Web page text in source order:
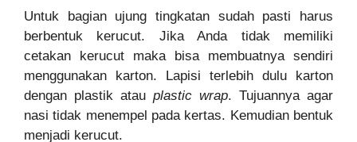
Untuk bagian ujung tingkatan sudah pasti harus
berbentuk kerucut. Jika Anda tidak memiliki
cetakan kerucut maka bisa membuatnya sendiri
menggunakan karton. Lapisi terlebih dulu karton
dengan plastik atau plastic wrap. Tujuannya agar
nasi tidak menempel pada kertas. Kemudian bentuk
menjadi kerucut.